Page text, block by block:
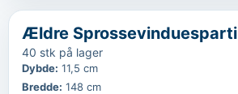
‹
Ældre Sprossevinduesparti
40 stk på lager
Dybde: 11,5 cm
Bredde: 148 cm